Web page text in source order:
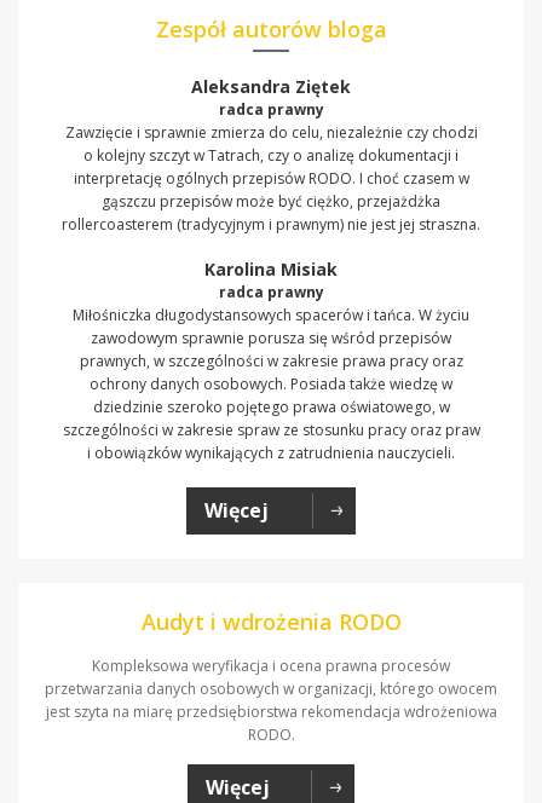
Zespół autorów bloga
Aleksandra Ziętek
radca prawny
Zawzięcie i sprawnie zmierza do celu, niezależnie czy chodzi
o kolejny szczyt w Tatrach, czy o analizę dokumentacji i
interpretację ogólnych przepisów RODO. I choć czasem w
gąszczu przepisów może być ciężko, przejażdżka
rollercoasterem (tradycyjnym i prawnym) nie jest jej straszna.
Karolina Misiak
radca prawny
Miłośniczka długodystansowych spacerów i tańca. W życiu
zawodowym sprawnie porusza się wśród przepisów
prawnych, w szczególności w zakresie prawa pracy oraz
ochrony danych osobowych. Posiada także wiedzę w
dziedzinie szeroko pojętego prawa oświatowego, w
szczególności w zakresie spraw ze stosunku pracy oraz praw
i obowiązków wynikających z zatrudnienia nauczycieli.
Więcej
Audyt i wdrożenia RODO
Kompleksowa weryfikacja i ocena prawna procesów
przetwarzania danych osobowych w organizacji, którego owocem
jest szyta na miarę przedsiębiorstwa rekomendacja wdrożeniowa
RODO.
Więcej